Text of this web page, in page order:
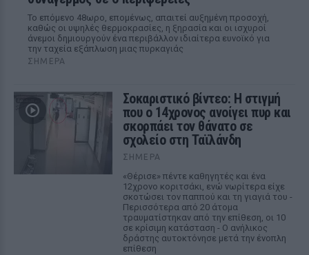
Το επόμενο 48ωρο, επομένως, απαιτεί αυξημένη προσοχή,
καθώς οι υψηλές θερμοκρασίες, η ξηρασία και οι ισχυροί
άνεμοι δημιουργούν ένα περιβάλλον ιδιαίτερα ευνοϊκό για
την ταχεία εξάπλωση μιας πυρκαγιάς
ΣΉΜΕΡΑ
Σοκαριστικό βίντεο: Η στιγμή
που ο 14χρονος ανοίγει πυρ και
σκορπάει τον θάνατο σε
σχολείο στη Ταϊλάνδη
ΣΉΜΕΡΑ
«Θέρισε» πέντε καθηγητές και ένα
12χρονο κοριτσάκι, ενώ νωρίτερα είχε
σκοτώσει τον παππού και τη γιαγιά του -
Περισσότερα από 20 άτομα
τραυματίστηκαν από την επίθεση, οι 10
σε κρίσιμη κατάσταση - Ο ανήλικος
δράστης αυτοκτόνησε μετά την ένοπλη
επίθεση